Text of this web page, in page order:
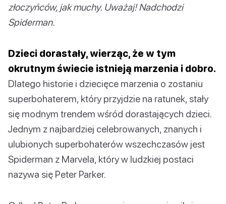
złoczyńców, jak muchy. Uważaj! Nadchodzi
Spiderman.
Dzieci dorastały, wierząc, że w tym
okrutnym świecie istnieją marzenia i dobro.
Dlatego historie i dziecięce marzenia o zostaniu
superbohaterem, który przyjdzie na ratunek, stały
się modnym trendem wśród dorastających dzieci.
Jednym z najbardziej celebrowanych, znanych i
ulubionych superbohaterów wszechczasów jest
Spiderman z Marvela, który w ludzkiej postaci
nazywa się Peter Parker.